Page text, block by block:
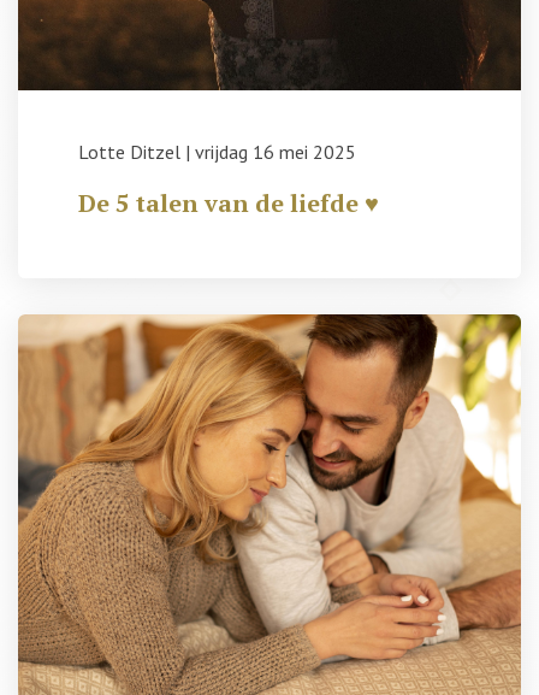
Lotte Ditzel | vrijdag 16 mei 2025
De 5 talen van de liefde ♥️